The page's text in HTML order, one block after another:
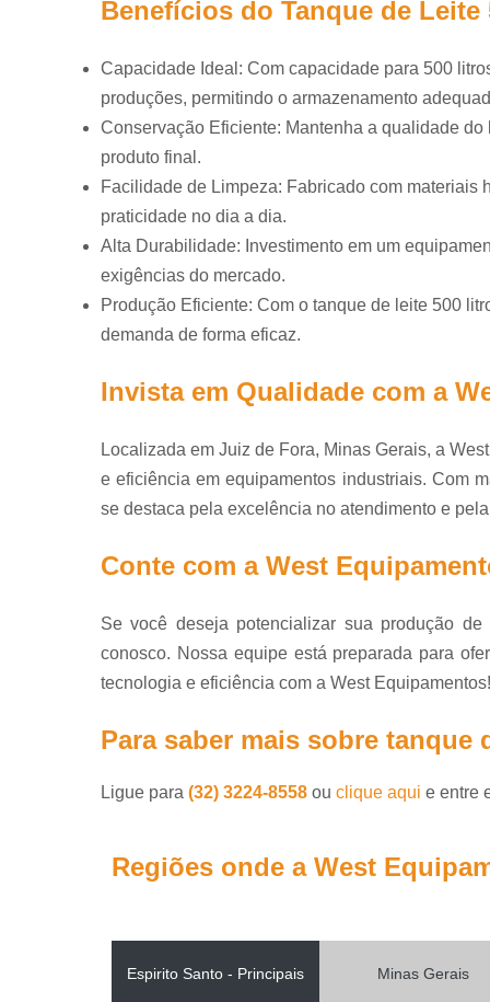
Medidores
leite
sucos
Prensas
Tachos
Tanque
Tanques
Tanques de
Benefícios do Tanque de Leite
Capacidade Ideal: Com capacidade para 500
produções, permitindo o armazenamento
Conservação Eficiente: Mantenha a qualidade
produto final.
Facilidade de Limpeza: Fabricado com
praticidade no dia a dia.
Alta Durabilidade: Investimento em um
exigências do mercado.
Produção Eficiente: Com o tanque de leite 500
demanda de forma eficaz.
Invista em Qualidade com a
Localizada em Juiz de Fora, Minas Gerais, a
e eficiência em equipamentos industriais. Com
se destaca pela excelência no atendimento e
Conte com a West
Se você deseja potencializar sua produção
conosco. Nossa equipe está preparada para
tecnologia e eficiência com a West Equipamentos!
Para saber mais sobre tanque
Ligue para (32) 3224-8558 ou clique aqui e entre
Regiões onde a West
Espirito Santo - Principais Minas Gerais